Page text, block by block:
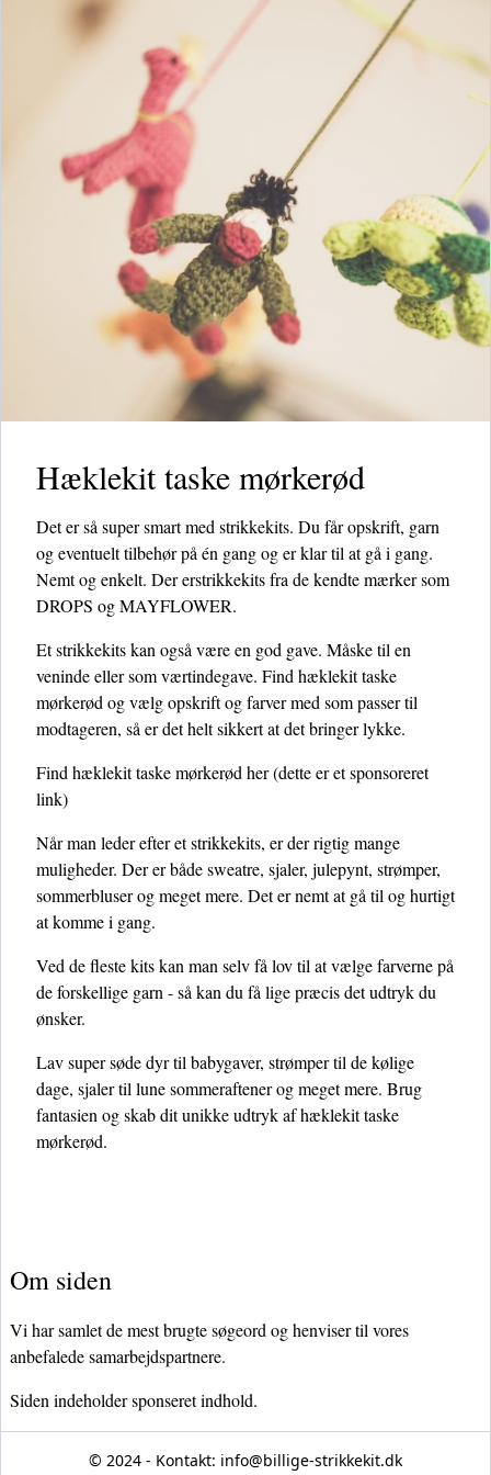
Hæklekit taske mørkerød
Det er så super smart med strikkekits. Du får opskrift, garn
og eventuelt tilbehør på én gang og er klar til at gå i gang.
Nemt og enkelt. Der erstrikkekits fra de kendte mærker som
DROPS og MAYFLOWER.
Et strikkekits kan også være en god gave. Måske til en
veninde eller som værtindegave. Find hæklekit taske
mørkerød og vælg opskrift og farver med som passer til
modtageren, så er det helt sikkert at det bringer lykke.
Find hæklekit taske mørkerød her(dette er et sponsoreret
link)
Når man leder efter et strikkekits, er der rigtig mange
muligheder. Der er både sweatre, sjaler, julepynt, strømper,
sommerbluser og meget mere. Det er nemt at gå til og hurtigt
at komme i gang.
Ved de fleste kits kan man selv få lov til at vælge farverne på
de forskellige garn - så kan du få lige præcis det udtryk du
ønsker.
Lav super søde dyr til babygaver, strømper til de kølige
dage, sjaler til lune sommeraftener og meget mere. Brug
fantasien og skab dit unikke udtryk af hæklekit taske
mørkerød.
Om siden
Vi har samlet de mest brugte søgeord og henviser til vores
anbefalede samarbejdspartnere.
Siden indeholder sponseret indhold.
© 2024 - Kontakt: info@billige-strikkekit.dk